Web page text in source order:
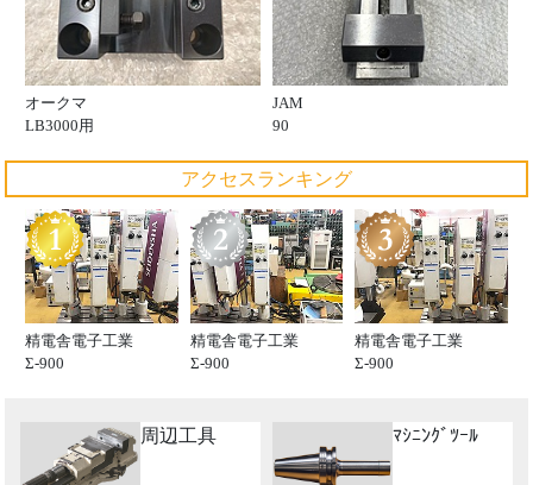
オークマ
LB3000用
JAM
90
アクセスランキング
精電舎電子工業
Σ-900
精電舎電子工業
Σ-900
精電舎電子工業
Σ-900
周辺工具 ﾏｼﾆﾝｸﾞﾂｰﾙ